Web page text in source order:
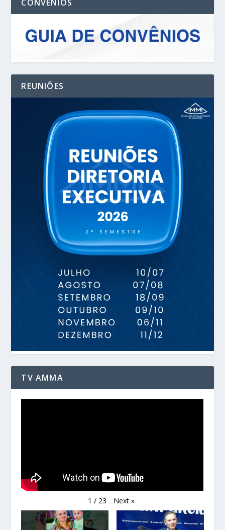
CONVENIOS
REUNIÕES
TV AMMA
1 / 23 Next »